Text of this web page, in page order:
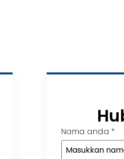
Nama anda *